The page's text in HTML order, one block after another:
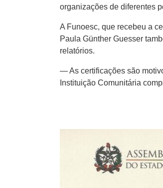
organizações de diferentes
A Funoesc, que recebeu a
Paula Günther Guesser
relatórios.
— As certificações são
Instituição Comunitária